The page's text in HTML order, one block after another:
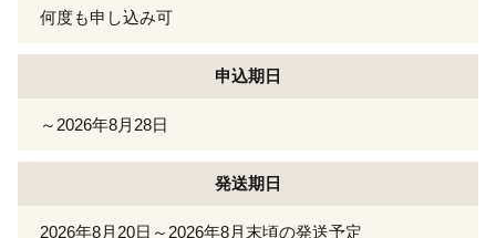
何度も申し込み可
申込期日
～2026年8月28日
発送期日
2026年8月20日～2026年8月末頃の発送予定